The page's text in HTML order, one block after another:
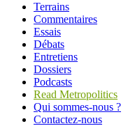
Terrains
Commentaires
Essais
Débats
Entretiens
Dossiers
Podcasts
Read Metropolitics
Qui sommes-nous ?
Contactez-nous